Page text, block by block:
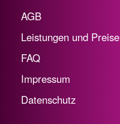
AGB
Leistungen und Preise
FAQ
Impressum
Datenschutz